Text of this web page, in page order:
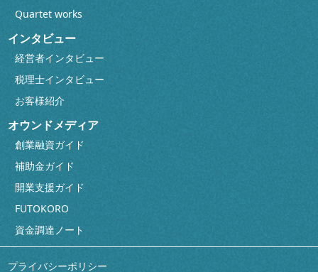
Quartet works
インタビュー
経営者インタビュー
税理士インタビュー
お客様紹介
オウンドメディア
創業融資ガイド
補助金ガイド
開業支援ガイド
FUTOKORO
資金調達ノート
プライバシーポリシー